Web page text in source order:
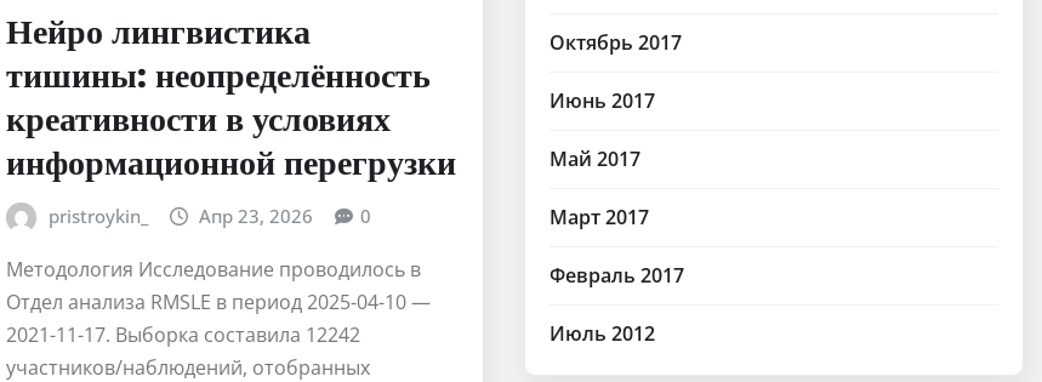
Нейро лингвистика
тишины: неопределённость
креативности в условиях
информационной перегрузки
pristroykin_ Апр 23, 2026 0
Методология Исследование проводилось в
Отдел анализа RMSLE в период 2025-04-10 —
2021-11-17. Выборка составила 12242
участников/наблюдений, отобранных
Октябрь 2017
Июнь 2017
Май 2017
Март 2017
Февраль 2017
Июль 2012